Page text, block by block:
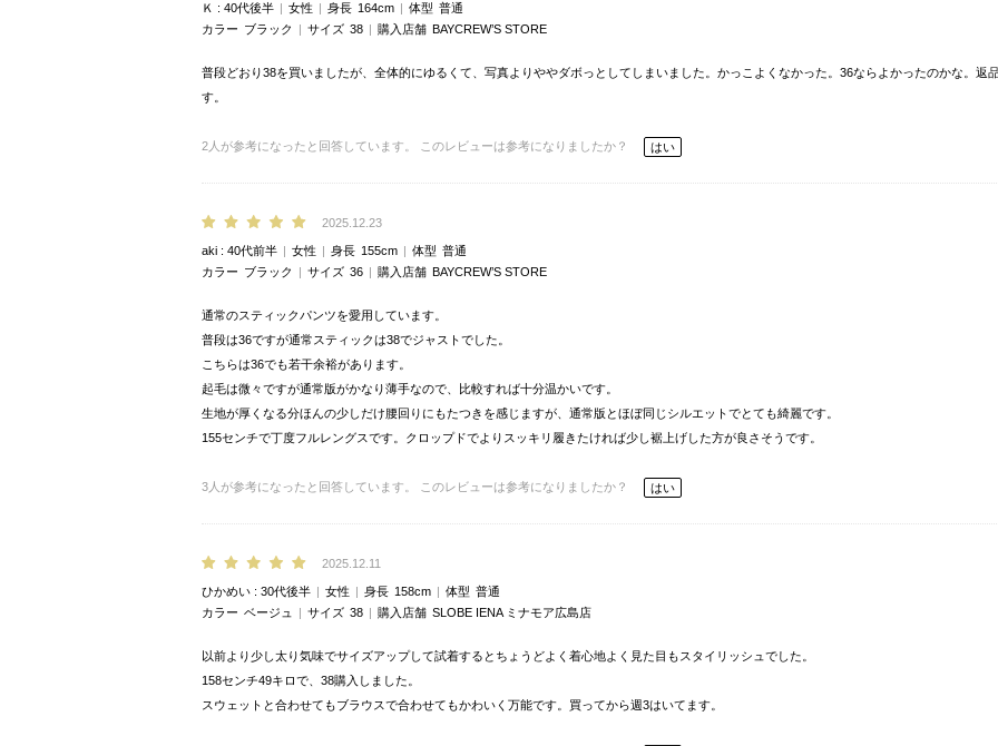
Ｋ 40代後半 女性 身長 164cm 体型 普通
カラー ブラック サイズ 38 購入店舗 BAYCREW’S STORE
普段どおり38を買いましたが、全体的にゆるくて、写真よりややダボっとしてしまいました。かっこよくなかった。36ならよかったのかな。返
す。
2 人が参考になったと回答しています。 このレビューは参考になりましたか？ はい
2025.12.23
aki 40代前半 女性 身長 155cm 体型 普通
カラー ブラック サイズ 36 購入店舗 BAYCREW’S STORE
通常のスティックパンツを愛用しています。
普段は36ですが通常スティックは38でジャストでした。
こちらは36でも若干余裕があります。
起毛は微々ですが通常版がかなり薄手なので、比較すれば十分温かいです。
生地が厚くなる分ほんの少しだけ腰回りにもたつきを感じますが、通常版とほぼ同じシルエットでとても綺麗です。
155センチで丁度フルレングスです。クロップドでよりスッキリ履きたければ少し裾上げした方が良さそうです。
3 人が参考になったと回答しています。 このレビューは参考になりましたか？ はい
2025.12.11
ひかめい 30代後半 女性 身長 158cm 体型 普通
カラー ベージュ サイズ 38 購入店舗 SLOBE IENA ミナモア広島店
以前より少し太り気味でサイズアップして試着するとちょうどよく着心地よく見た目もスタイリッシュでした。
158センチ49キロで、38購入しました。
スウェットと合わせてもブラウスで合わせてもかわいく万能です。買ってから週3はいてます。